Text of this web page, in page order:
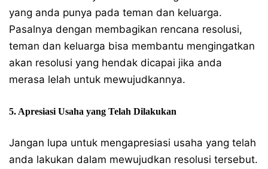
yang anda punya pada teman dan keluarga.
Pasalnya dengan membagikan rencana resolusi,
teman dan keluarga bisa membantu mengingatkan
akan resolusi yang hendak dicapai jika anda
merasa lelah untuk mewujudkannya.
5. Apresiasi Usaha yang Telah Dilakukan
Jangan lupa untuk mengapresiasi usaha yang telah
anda lakukan dalam mewujudkan resolusi tersebut.